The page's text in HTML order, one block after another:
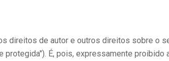
direitos de autor e outros direitos sobre o
É, pois, expressamente